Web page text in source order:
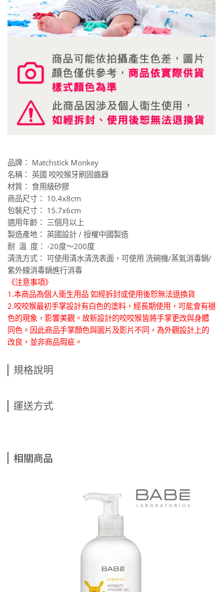
品牌： Matchstick Monkey
名稱： 英國 咬咬猴牙刷固齒器
材質： 食用級矽膠
商品尺寸： 10.4x8cm
包裝尺寸： 15.7x6cm
適用年齡： 三個月以上
製造產地： 英國設計 / 授權中國製造
耐 溫 度： -20度～200度
清洗方式： 可使用清水清洗表面，可使用 洗碗機/蒸氣消毒鍋/
紫外線消毒鍋進行消毒
《注意事項》
1.本商品為個人衛生用品 如經拆封或使用後恕無法退換貨
2.咬咬猴最初手掌設計有白色的塗料，經長期使用，可能會有褪
色的現象，影響美觀。故新設計的咬咬猴皆將手掌更改與身體
同色。因此商品手掌顏色與圖片及影片不同，為外觀設計上的
改良，並非商品瑕疵。
規格說明
運送方式
相關商品